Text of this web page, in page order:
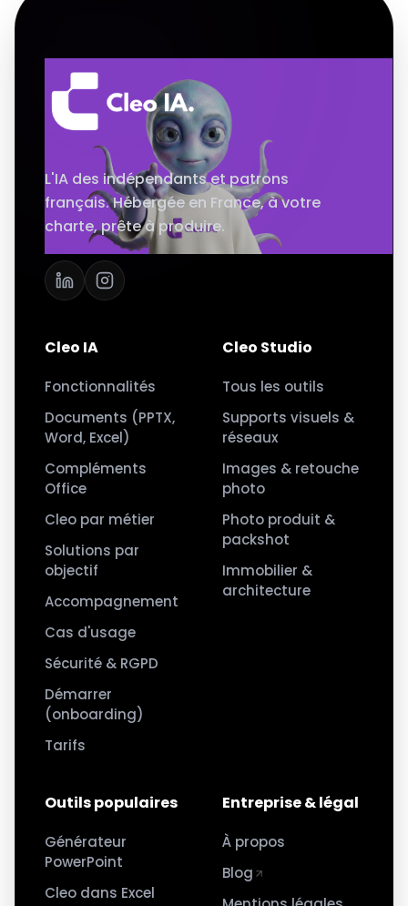
L'IA des indépendants et patrons
français. Hébergée en France, à votre
charte, prête à produire.
Cleo IA
Fonctionnalités
Documents (PPTX,
Word, Excel)
Compléments
Office
Cleo par métier
Solutions par
objectif
Accompagnement
Cas d'usage
Sécurité & RGPD
Démarrer
(onboarding)
Tarifs
Cleo Studio
Tous les outils
Supports visuels &
réseaux
Images & retouche
photo
Photo produit &
packshot
Immobilier &
architecture
Outils populaires
Générateur
PowerPoint
Cleo dans Excel
Entreprise & légal
À propos
Blog